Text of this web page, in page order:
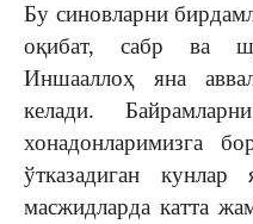
Бу синовларни
оқибат, сабр ва
Иншааллоҳ яна
келади.
хонадонларимизга
ўтказадиган
масжидларда катта